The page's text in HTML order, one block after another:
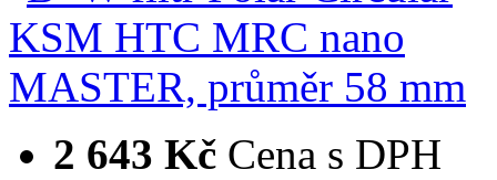
2 643 Kč Cena s DPH